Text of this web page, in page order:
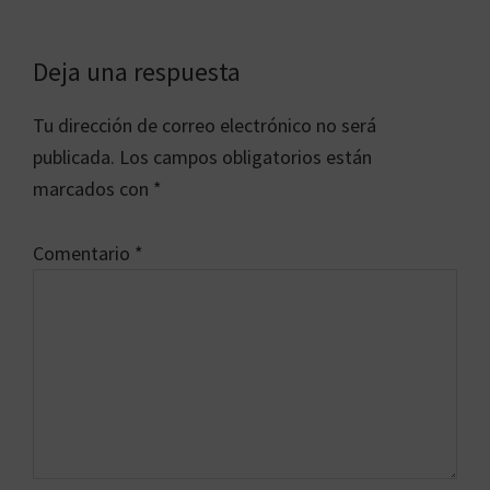
Interacciones
con
los
lectores
Deja una respuesta
Tu dirección de correo electrónico no será
publicada. Los campos obligatorios están
marcados con *
Comentario *